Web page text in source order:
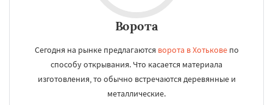
Ворота
Сегодня на рынке предлагаются ворота в Хотьковепо
способу открывания. Что касается материала
изготовления, то обычно встречаются деревянные и
металлические.